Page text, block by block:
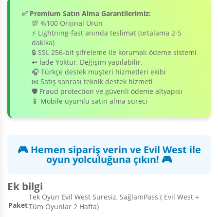
✅ Premium Satın Alma Garantilerimiz:
💯 %100 Orijinal Ürün
⚡ Lightning-fast anında teslimat (ortalama 2-5
dakika)
🔒 SSL 256-bit şifreleme ile korumalı ödeme sistemi
↩️ İade Yoktur, Değişim yapılabilir.
🎧 Türkçe destek müşteri hizmetleri ekibi
📧 Satış sonrası teknik destek hizmeti
🛡️ Fraud protection ve güvenli ödeme altyapısı
📱 Mobile uyumlu satın alma süreci
🎮 Hemen sipariş verin ve Evil West ile
oyun yolculuğuna çıkın! 🎮
Ek bilgi
Paket
Tek Oyun Evil West Süresiz, SağlamPass ( Evil West +
Tüm Oyunlar 2 Hafta)